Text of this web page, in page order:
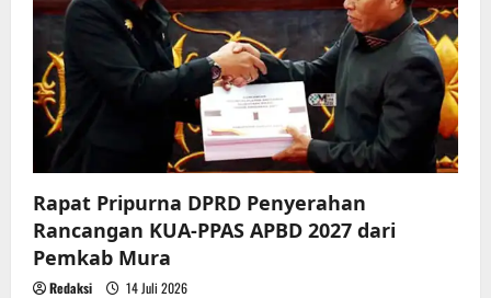
t
i
o
n
Rapat Pripurna DPRD Penyerahan
Rancangan KUA-PPAS APBD 2027 dari
Pemkab Mura
Redaksi 14 Juli 2026